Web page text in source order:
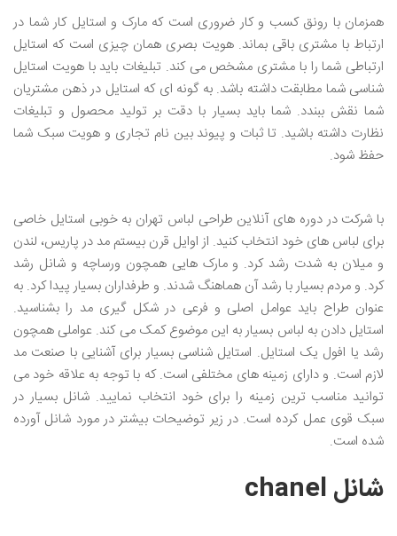
همزمان با رونق کسب و کار ضروری است که مارک و استایل کار شما در
ارتباط با مشتری باقی بماند. هویت بصری همان چیزی است که استایل
ارتباطی شما را با مشتری مشخص می کند. تبلیغات باید با هویت استایل
شناسی شما مطابقت داشته باشد. به گونه ای که استایل در ذهن مشتریان
شما نقش ببندد. شما باید بسیار با دقت بر تولید محصول و تبلیغات
نظارت داشته باشید. تا ثبات و پیوند بین نام تجاری و هویت سبک شما
حفظ شود.
با شرکت در دوره های آنلاین طراحی لباس تهران به خوبی استایل خاصی
برای لباس های خود انتخاب کنید. از اوایل قرن بیستم مد در پاریس، لندن
و میلان به شدت رشد کرد. و مارک هایی همچون ورساچه و شانل رشد
کرد. و مردم بسیار با رشد آن هماهنگ شدند. و طرفداران بسیار پیدا کرد. به
عنوان طراح باید عوامل اصلی و فرعی در شکل گیری مد را بشناسید.
استایل دادن به لباس بسیار به این موضوع کمک می کند. عواملی همچون
رشد یا افول یک استایل. استایل شناسی بسیار برای آشنایی با صنعت مد
لازم است. و دارای زمینه های مختلفی است. که با توجه به علاقه خود می
توانید مناسب ترین زمینه را برای خود انتخاب نمایید. شانل بسیار در
سبک قوی عمل کرده است. در زیر توضیحات بیشتر در مورد شانل آورده
شده است.
شانل chanel